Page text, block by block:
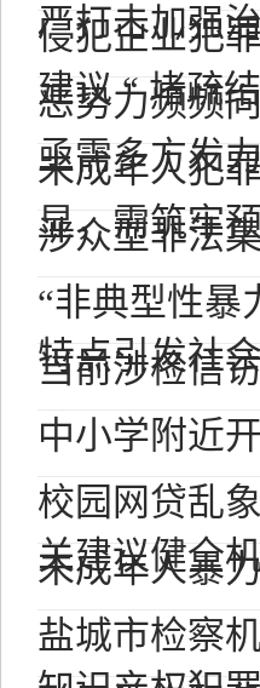
严打击加强
侵犯企业犯
建议 “ 堵疏
恶势力频频
亟需多方发
未成年人犯
显，需筑牢
涉众型非法
“非典型性暴
特点引发社
当前涉检信
中小学附近
校园网贷乱
关建议健全
未成年人暴
盐城市检察